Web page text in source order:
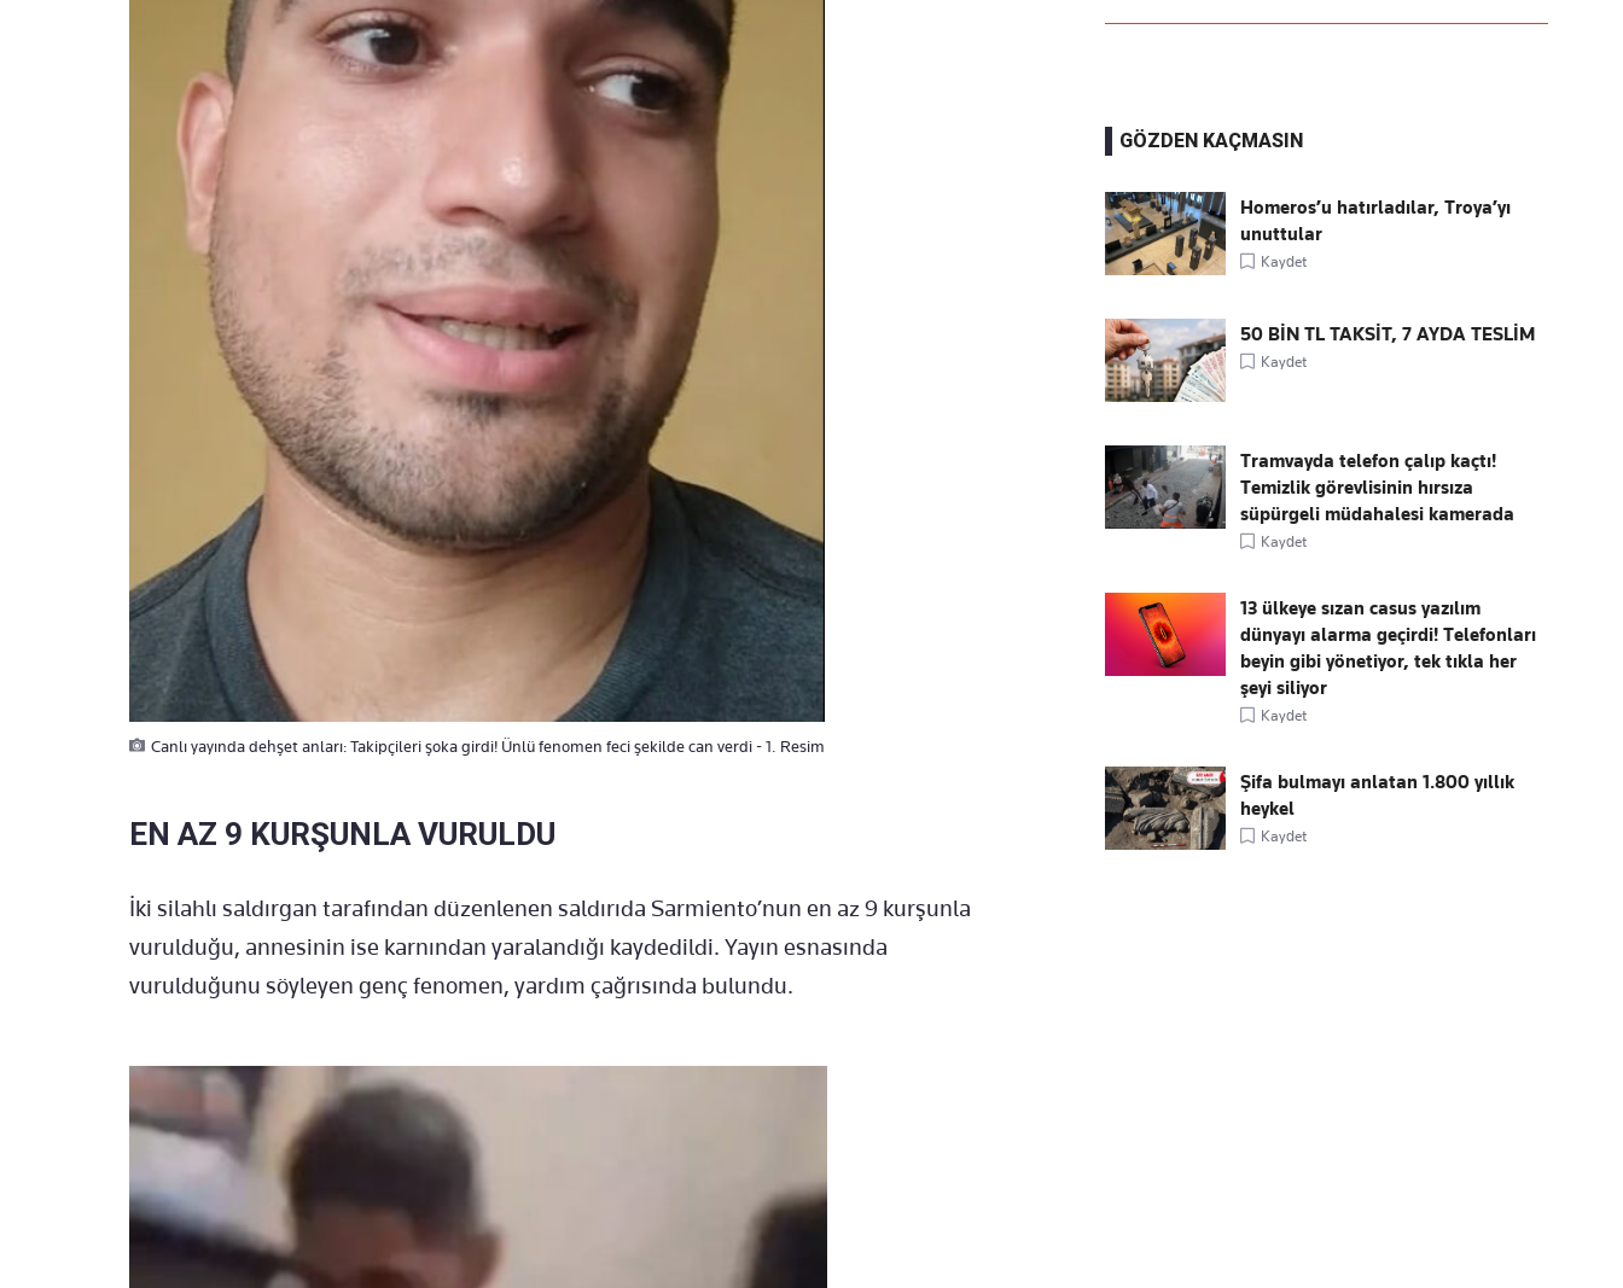
Canlı yayında dehşet anları: Takipçileri şoka girdi! Ünlü fenomen feci şekilde can verdi - 1. Resim
EN AZ 9 KURŞUNLA VURULDU
İki silahlı saldırgan tarafından düzenlenen saldırıda Sarmiento’nun en az 9 kurşunla
vurulduğu, annesinin ise karnından yaralandığı kaydedildi. Yayın esnasında
vurulduğunu söyleyen genç fenomen, yardım çağrısında bulundu.
GÖZDEN KAÇMASIN
Homeros’u hatırladılar, Troya’yı
unuttular
Kaydet
50 BİN TL TAKSİT, 7 AYDA TESLİM
Kaydet
Tramvayda telefon çalıp kaçtı!
Temizlik görevlisinin hırsıza
süpürgeli müdahalesi kamerada
Kaydet
13 ülkeye sızan casus yazılım
dünyayı alarma geçirdi! Telefonları
beyin gibi yönetiyor, tek tıkla her
şeyi siliyor
Kaydet
Şifa bulmayı anlatan 1.800 yıllık
heykel
Kaydet